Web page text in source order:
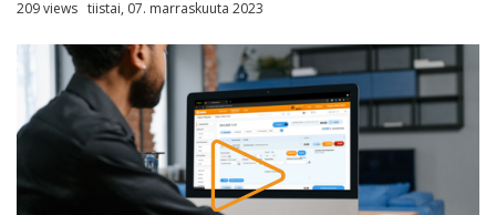
209 views tiistai, 07. marraskuuta 2023